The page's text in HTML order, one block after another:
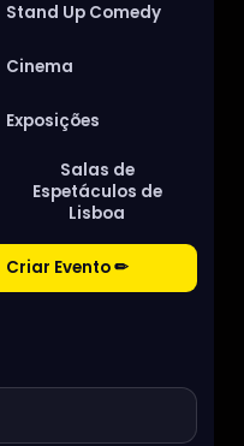
Stand Up Comedy
Cinema
Exposições
Salas de
Espetáculos de
Lisboa
Criar Evento ✏